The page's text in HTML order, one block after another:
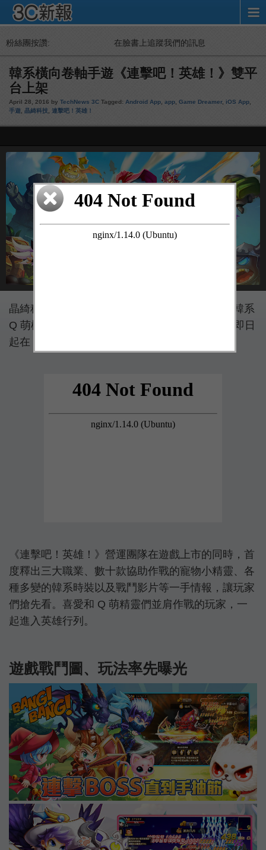
粉絲團按讚: 在臉書上追蹤我們的訊息
韓系橫向卷軸手遊《連擊吧！英雄！》雙平
台上架
April 28, 2016 by TechNews 3C Tagged: Android App app Game Dreamer, iOS App
手遊 晶綺科技 連擊吧！英雄！
晶綺科技（Game Dreamer）今（28）日宣布，韓系
Q 萌橫版手機遊戲巔峰新作《連擊吧！英雄！》即日
起在 Android、iOS 雙系統正式登場。
《連擊吧！英雄！》營運團隊在遊戲上市的同時，首
度釋出三大職業、數十款協助作戰的寵物小精靈、各
種多變的韓系時裝以及戰鬥影片等一手情報，讓玩家
們搶先看。喜愛和 Q 萌精靈們並肩作戰的玩家，一
起進入英雄行列。
遊戲戰鬥圖、玩法率先曝光